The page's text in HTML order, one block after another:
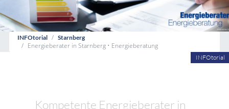
INFOtorial Starnberg
Energieberater in Starnberg • Energieberatung
INFOtorial
Kompetente Energieberater in